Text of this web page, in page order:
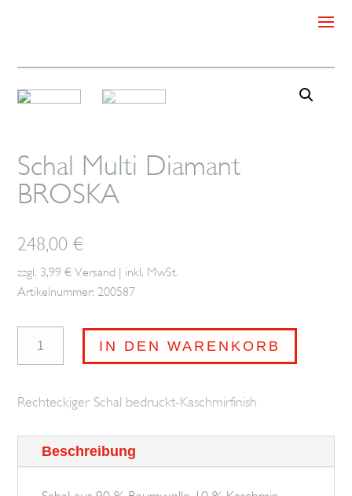
Schal Multi Diamant
BROSKA
248,00€
zzgl. 3,99 € Versand | inkl. MwSt.
Artikelnummer: 200587
BROSKA
IN DEN WARENKORB
Rechteckiger Schal bedruckt-Kaschmirfinish
Beschreibung